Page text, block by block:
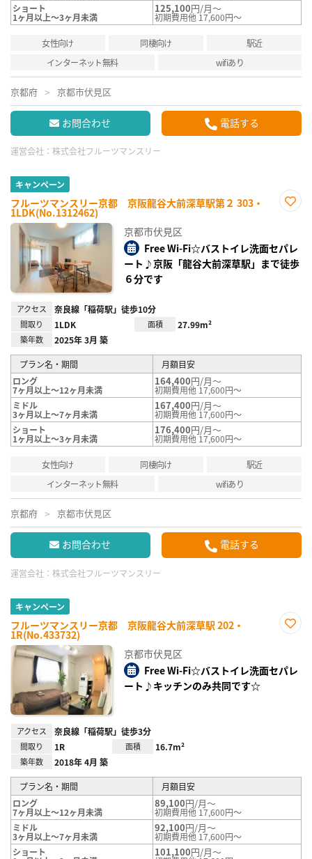
ショート
1ヶ月以上～3ヶ月未満
125,100円/月～
初期費用他 17,600円～
女性向け 同棲向け
駅近
インターネット無料
wifiあり
京都府 京都市伏見区
お問合わせ 電話する
運営会社： 株式会社フルーツマンスリー
キャンペーン
フルーツマンスリー京都 京阪龍谷大前深草駅第２ 303・
1LDK(No.1312462)
録
京都市伏見区
Free Wi-Fi☆バストイレ洗面セパレ
ート♪京阪「龍谷大前深草駅」まで徒歩
６分です
アクセス 奈良線「稲荷駅」徒歩10分
間取り 1LDK 面積 27.99m²
築年数 2025年 3月 築
プラン名・期間
月額目安
ロング
7ヶ月以上～12ヶ月未満
164,400円/月～
初期費用他 17,600円～
ミドル
3ヶ月以上～7ヶ月未満
167,400円/月～
初期費用他 17,600円～
ショート
1ヶ月以上～3ヶ月未満
176,400円/月～
初期費用他 17,600円～
女性向け 同棲向け
駅近
インターネット無料
wifiあり
京都府 京都市伏見区
お問合わせ 電話する
運営会社： 株式会社フルーツマンスリー
キャンペーン
フルーツマンスリー京都 京阪龍谷大前深草駅 202・
1R(No.433732)
録
京都市伏見区
Free Wi-Fi☆バストイレ洗面セパレ
ート♪キッチンのみ共同です☆
アクセス 奈良線「稲荷駅」徒歩3分
間取り 1R 面積 16.7m²
築年数 2018年 4月 築
プラン名・期間
月額目安
ロング
7ヶ月以上～12ヶ月未満
89,100円/月～
初期費用他 17,600円～
ミドル
3ヶ月以上～7ヶ月未満
92,100円/月～
初期費用他 17,600円～
ショート
101,100円/月～